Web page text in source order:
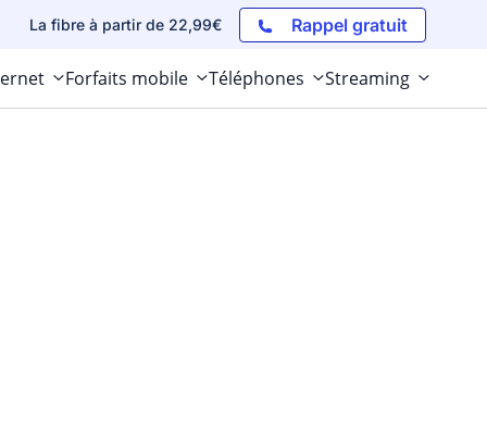
La fibre à partir de 22,99€ Rappel gratuit
Forfaits mobile Téléphones Streaming